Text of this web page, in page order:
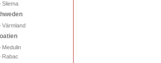
Sliema
Värmland
Medulin
Rabac